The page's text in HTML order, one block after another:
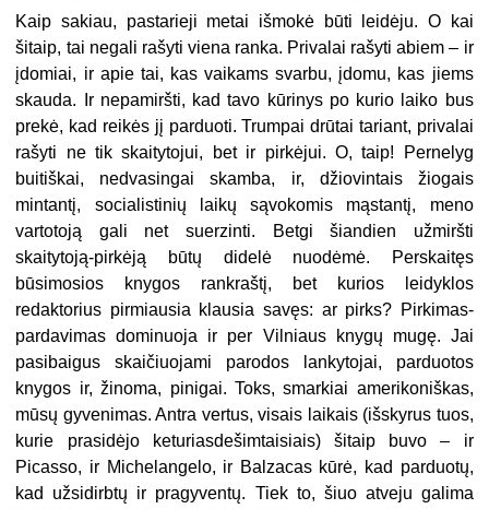
Kaip sakiau, pastarieji metai išmokė būti leidėju. O kai
šitaip, tai negali rašyti viena ranka. Privalai rašyti abiem – ir
įdomiai, ir apie tai, kas vaikams svarbu, įdomu, kas jiems
skauda. Ir nepamiršti, kad tavo kūrinys po kurio laiko bus
prekė, kad reikės jį parduoti. Trumpai drūtai tariant, privalai
rašyti ne tik skaitytojui, bet ir pirkėjui. O, taip! Pernelyg
buitiškai, nedvasingai skamba, ir, džiovintais žiogais
mintantį, socialistinių laikų sąvokomis mąstantį, meno
vartotoją gali net suerzinti. Betgi šiandien užmiršti
skaitytoją-pirkėją būtų didelė nuodėmė. Perskaitęs
būsimosios knygos rankraštį, bet kurios leidyklos
redaktorius pirmiausia klausia savęs: ar pirks? Pirkimas-
pardavimas dominuoja ir per Vilniaus knygų mugę. Jai
pasibaigus skaičiuojami parodos lankytojai, parduotos
knygos ir, žinoma, pinigai. Toks, smarkiai amerikoniškas,
mūsų gyvenimas. Antra vertus, visais laikais (išskyrus tuos,
kurie prasidėjo keturiasdešimtaisiais) šitaip buvo – ir
Picasso, ir Michelangelo, ir Balzacas kūrė, kad parduotų,
kad užsidirbtų ir pragyventų. Tiek to, šiuo atveju galima